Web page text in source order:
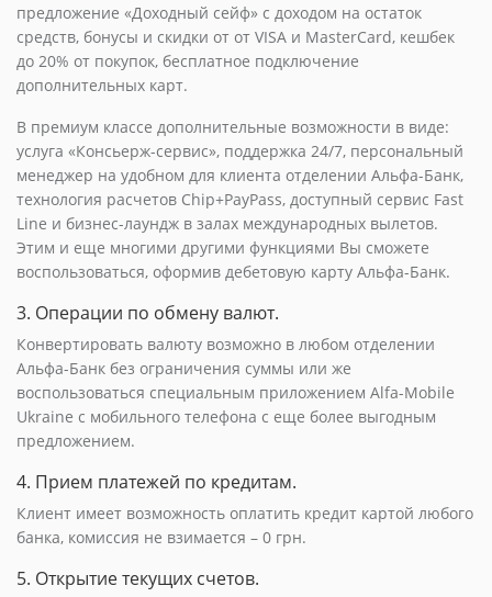
предложение «Доходный сейф» с доходом на остаток
средств, бонусы и скидки от от VISA и MasterCard, кешбек
до 20% от покупок, бесплатное подключение
дополнительных карт.
В премиум классе дополнительные возможности в виде:
услуга «Консьерж-сервис», поддержка 24/7, персональный
менеджер на удобном для клиента отделении Альфа-Банк,
технология расчетов Chip+PayPass, доступный сервис Fast
Line и бизнес-лаундж в залах международных вылетов.
Этим и еще многими другими функциями Вы сможете
воспользоваться, оформив дебетовую карту Альфа-Банк.
3. Операции по обмену валют.
Конвертировать валюту возможно в любом отделении
Альфа-Банк без ограничения суммы или же
воспользоваться специальным приложением Alfa-Mobile
Ukraine с мобильного телефона с еще более выгодным
предложением.
4. Прием платежей по кредитам.
Клиент имеет возможность оплатить кредит картой любого
банка, комиссия не взимается – 0 грн.
5. Открытие текущих счетов.